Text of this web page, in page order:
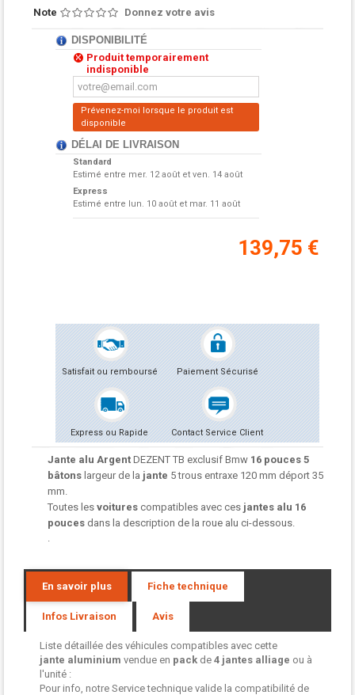
Note Donnez votre avis
DISPONIBILITÉ
Produit temporairement
indisponible
Prévenez-moi lorsque le produit est
disponible
DÉLAI DE LIVRAISON
Standard
Estimé entre mer. 12 août et ven. 14 août
Express
Estimé entre lun. 10 août et mar. 11 août
139,75 €
Satisfait ou remboursé Paiement Sécurisé
Express ou Rapide Contact Service Client
Jante alu Argent DEZENT TB exclusif Bmw 16 pouces 5
bâtons largeur de la jante 5 trous entraxe 120 mm déport 35
mm.
Toutes les voitures compatibles avec ces jantes alu 16
pouces dans la description de la roue alu ci-dessous.
.
En savoir plus Fiche technique
Infos Livraison Avis
Liste détaillée des véhicules compatibles avec cette
jante aluminium vendue en pack de 4 jantes alliage ou à
l'unité :
Pour info, notre Service technique valide la compatibilité de